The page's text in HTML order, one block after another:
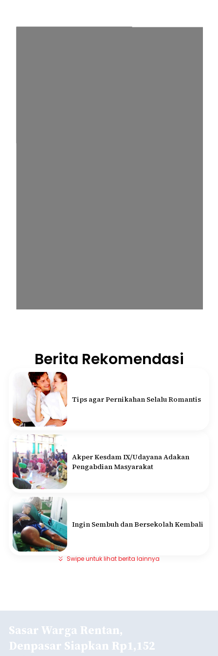
Berita Rekomendasi
Tips agar Pernikahan Selalu Romantis
Akper Kesdam IX/Udayana Adakan
Pengabdian Masyarakat
Ingin Sembuh dan Bersekolah Kembali
Swipe untuk lihat berita lainnya
Sasar Warga Rentan,
Denpasar Siapkan Rp1,152